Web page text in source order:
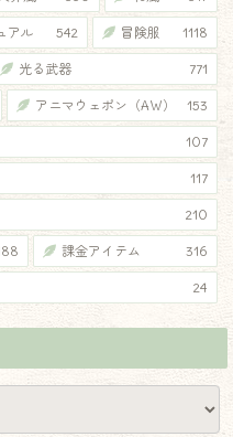
アル 542 冒険服 1118
光る武器 771
アニマウェポン（AW） 153
107
117
210
課金アイテム 316
24